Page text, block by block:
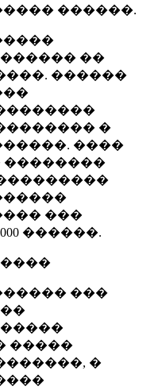
������.
��
������
�
����
��������
���
������.
���
�����
�